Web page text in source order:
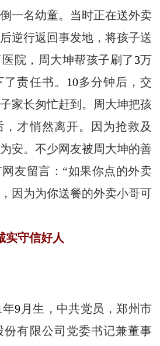
一名幼童。当时正在送外卖
逆行返回事发地，将孩子送
院，周大坤帮孩子刷了 3万
责任书。 10多分钟后，交
家长匆忙赶到。周大坤把孩
才悄然离开。因为抢救及
安。不少网友被周大坤的善
友留言：“如果你点的外卖
因为为你送餐的外卖小哥可
实守信好人
年9 月生，中共党员，郑州市
份有限公司党委书记兼董事